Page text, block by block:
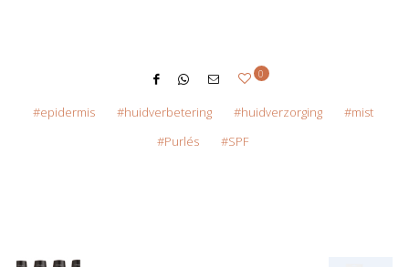
0
epidermis huidverbetering huidverzorging
mist
Purlés
SPF